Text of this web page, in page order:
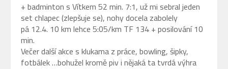
+ badminton s Vítkem 52 min. 7:1, už mi sebral jeden
set chlapec (zlepšuje se), nohy docela zabolely
pá 12.4. 10 km lehce 5:05/km TF 134 + posilování 10
min.
Večer další akce s klukama z práce, bowling, šipky,
fotbálek …bohužel kromě piv i nějaká ta tvrdá výhra